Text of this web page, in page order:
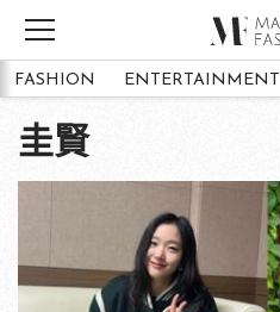
FASHION ENTERTAINMENT
圭賢